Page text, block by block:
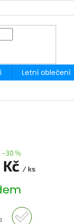
Letní oblečení
–30 %
/ ks